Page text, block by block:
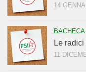
14
BACHECA
Le
11